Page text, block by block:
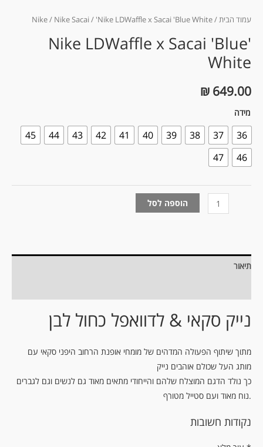
עמוד הבית/
Nike/ Nike Sacai / 'Nike LDWaffle x Sacai 'Blue White
'Nike LDWaffle x Sacai 'Blue
White
₪ 649.00
מידה
36
37
38
39
40
41
42
43
44
45
46
47
הוספה לסל
תיאור
נייק סקאי & לדוואפל כחול לבן
מתוך שיתוף הפעולה המדהים של מומחי אופנת הרחוב היפני סקאי עם
מותג העל שכולם אוהבים נייק
כך נולד הדגם המוצלח שלהם והייחודי מתאים מאוד גם לנשים וגם לגברים
נוח מאוד ועם סטייל מטורף.
נקודות חשובות